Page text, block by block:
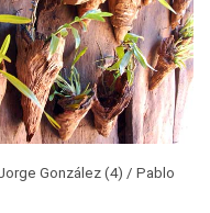
González (4)
Pablo